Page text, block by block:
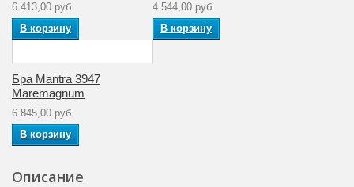
6 413,00 руб
В корзину
4 544,00 руб
В корзину
Бра Mantra 3947
Maremagnum
6 845,00 руб
В корзину
Описание